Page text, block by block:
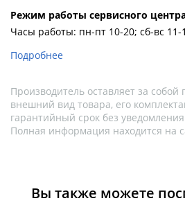
Pежим работы сервисного
Часы работы: пн-пт 10-20; сб-вс 11-
Подробнее
Производитель оставляет за собой
внешний вид товара, его
гарантийный срок без
Полная информация находится на
Вы также можете